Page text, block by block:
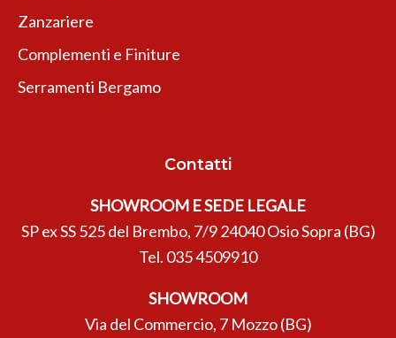
Zanzariere
Complementi e Finiture
Serramenti Bergamo
Contatti
SHOWROOM E SEDE LEGALE
SP ex SS 525 del Brembo, 7/9 24040 Osio Sopra (BG)
Tel. 035 4509910
SHOWROOM
Via del Commercio, 7 Mozzo (BG)